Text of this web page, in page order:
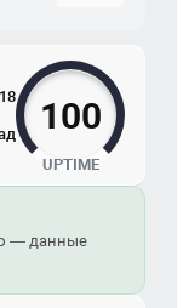
100
UPTIME
— данные